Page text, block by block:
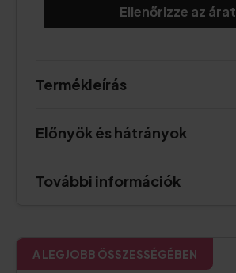
Ellenőrizze az árat
Termékleírás
Előnyök és hátrányok
További információk
A LEGJOBB ÖSSZESSÉGÉBEN